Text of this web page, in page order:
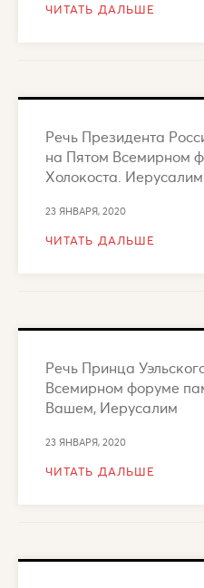
ЧИТАТЬ ДАЛЬШЕ
Речь Президента
на Пятом Всемирном
Холокоста. Иерусалим
23 ЯНВАРЯ, 2020
ЧИТАТЬ ДАЛЬШЕ
Речь Принца
Всемирном форуме
Вашем, Иерусалим
23 ЯНВАРЯ, 2020
ЧИТАТЬ ДАЛЬШЕ